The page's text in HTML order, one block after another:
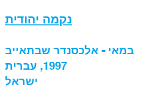
נקמה יהודית
במאי - אלכסנדר שבתאייב
1997, עברית
ישראל